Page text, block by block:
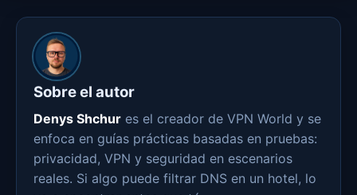
Sobre el autor
Denys Shchures el creador de VPN World y se
enfoca en guías prácticas basadas en pruebas:
privacidad, VPN y seguridad en escenarios
reales. Si algo puede filtrar DNS en un hotel, lo